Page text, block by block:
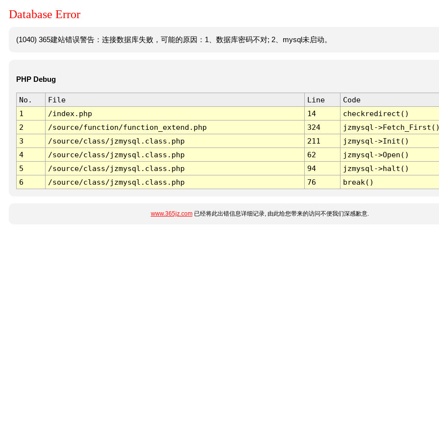
Database Error
(1040) 365建站错误警告：连接数据库失败，可能的原因：1、数据库密码不对; 2、mysql未启动。
PHP Debug
No. File Line
Code
1
/index.php 14
checkredirect()
2
/source/function/function_extend.php 324
jzmysql-
3
/source/class/jzmysql.class.php 211
jzmysql->Init()
4
/source/class/jzmysql.class.php 62
jzmysql->Open()
5
/source/class/jzmysql.class.php 94
jzmysql->halt()
6
/source/class/jzmysql.class.php 76 break()
www.365jz.com已经将此出错信息详细记录, 由此给您带来的访问不便我们深感歉意.